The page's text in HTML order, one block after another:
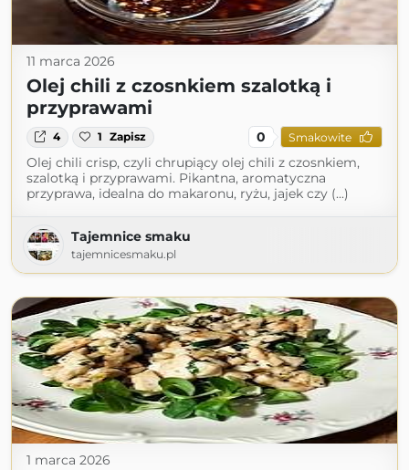
11 marca 2026
Olej chili z czosnkiem szalotką i
przyprawami
4 1 Zapisz 0 Smakowite
Olej chili crisp, czyli chrupiący olej chili z czosnkiem,
szalotką i przyprawami. Pikantna, aromatyczna
przyprawa, idealna do makaronu, ryżu, jajek czy (...)
Tajemnice smaku
tajemnicesmaku.pl
1 marca 2026